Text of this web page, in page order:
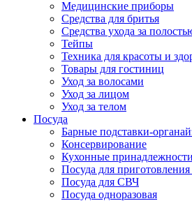
Медицинские приборы
Средства для бритья
Средства ухода за
Тейпы
Техника для красоты и
Товары для гостиниц
Уход за волосами
Уход за лицом
Уход за телом
Посуда
Барные подставки-
Консервирование
Кухонные
Посуда для
Посуда для СВЧ
Посуда одноразовая